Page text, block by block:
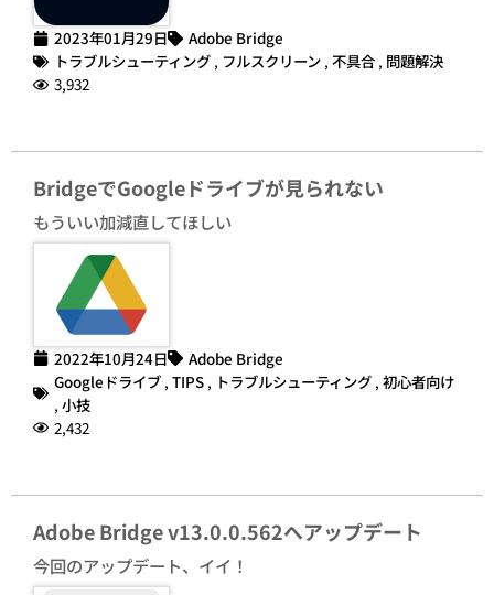
2023年01月29日
Adobe Bridge
トラブルシューティング , フルスクリーン , 不具合 , 問題解決
3,932
BridgeでGoogleドライブが見られない
もういい加減直してほしい
2022年10月24日
Adobe Bridge
Googleドライブ , TIPS , トラブルシューティング , 初心者向け
, 小技
2,432
Adobe Bridge v13.0.0.562へアップデート
今回のアップデート、イイ！